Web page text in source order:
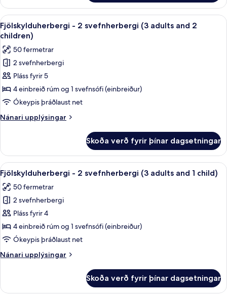
-
svefnherbergi
(4
Skoða
allar
myndir
fyrir
Fjölskylduherbergi
-
2
svefnherbergi
(3
adults
2
children)
Dúnsængur, rúm með „pillowtop“-
1
Fjölskylduherbergi - 2 svefnherbergi (3 adults and 2
children)
50 fermetrar
2 svefnherbergi
Pláss fyrir 5
4 einbreið rúm og 1 svefnsófi (einbreiður)
Ókeypis þráðlaust net
Nánari upplýsingar
Nánari
-
svefnherbergi
(3
adults
and
children)
Skoða verð fyrir þínar dagsetningar
Skoða
allar
myndir
fyrir
Fjölskylduherbergi
-
2
(3
Dúnsængur, rúm með „pillowtop“-
9
Fjölskylduherbergi - 2 svefnherbergi (3 adults and 1 child)
50 fermetrar
2 svefnherbergi
Pláss fyrir 4
4 einbreið rúm og 1 svefnsófi (einbreiður)
Ókeypis þráðlaust net
Nánari upplýsingar
Nánari
-
Skoða verð fyrir þínar dagsetningar